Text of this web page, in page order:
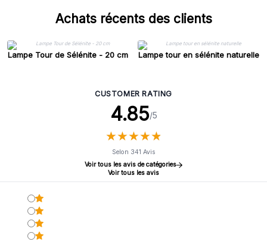
Achats récents des clients
Lampe Tour de Sélénite - 20 cm Lampe tour en sélénite naturelle
CUSTOMER RATING
4.85/5
★★★★★
★★★★★
Selon 341 Avis
Voir tous les avis de catégories
Voir tous les avis